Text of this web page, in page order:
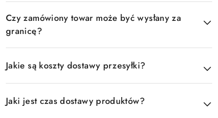
Czy zamówiony towar może być wysłany za
granicę?
Jakie są koszty dostawy przesyłki?
Jaki jest czas dostawy produktów?